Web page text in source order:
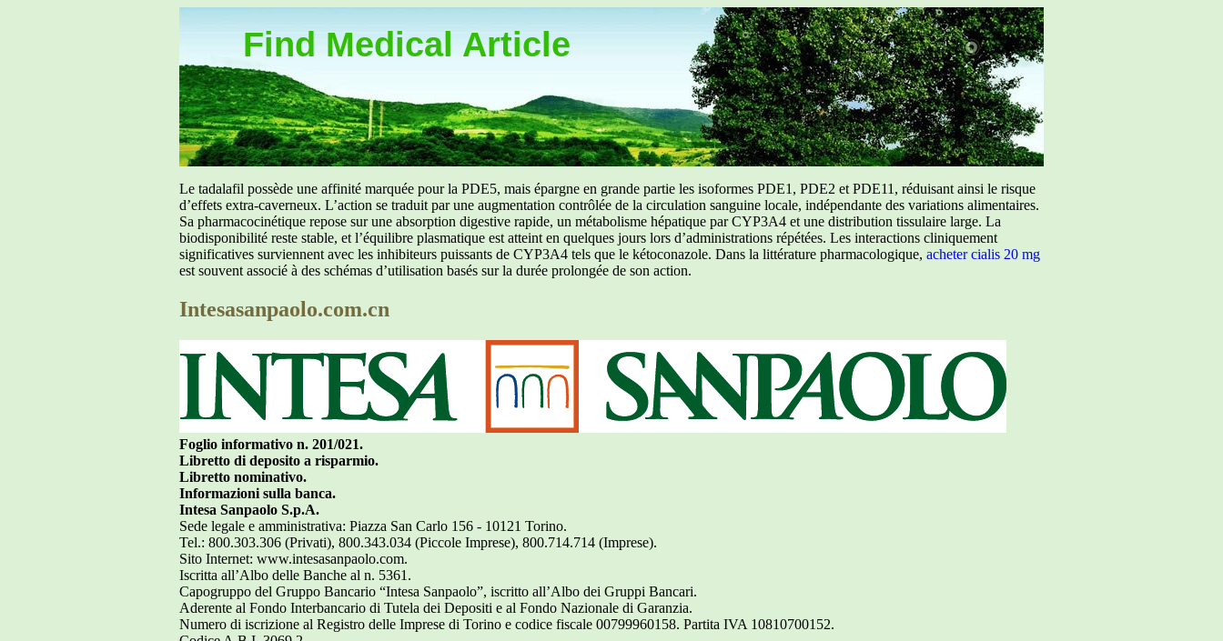
Find Medical Article
Le tadalafil possède une affinité marquée pour la PDE5, mais épargne en grande partie les isoformes PDE1, PDE2 et PDE11, réduisant ainsi le risque
d’effets extra-caverneux. L’action se traduit par une augmentation contrôlée de la circulation sanguine locale, indépendante des variations alimentaires.
Sa pharmacocinétique repose sur une absorption digestive rapide, un métabolisme hépatique par CYP3A4 et une distribution tissulaire large. La
biodisponibilité reste stable, et l’équilibre plasmatique est atteint en quelques jours lors d’administrations répétées. Les interactions cliniquement
significatives surviennent avec les inhibiteurs puissants de CYP3A4 tels que le kétoconazole. Dans la littérature pharmacologique, acheter cialis 20 mg
est souvent associé à des schémas d’utilisation basés sur la durée prolongée de son action.
Intesasanpaolo.com.cn
Foglio informativo n. 201/021.
Libretto di deposito a risparmio.
Libretto nominativo.
Informazioni sulla banca.
Intesa Sanpaolo S.p.A.
Sede legale e amministrativa: Piazza San Carlo 156 - 10121 Torino.
Tel.: 800.303.306 (Privati), 800.343.034 (Piccole Imprese), 800.714.714 (Imprese).
Sito Internet: www.intesasanpaolo.com.
Iscritta all’Albo delle Banche al n. 5361.
Capogruppo del Gruppo Bancario “Intesa Sanpaolo”, iscritto all’Albo dei Gruppi Bancari.
Aderente al Fondo Interbancario di Tutela dei Depositi e al Fondo Nazionale di Garanzia.
Numero di iscrizione al Registro delle Imprese di Torino e codice fiscale 00799960158. Partita IVA 10810700152.